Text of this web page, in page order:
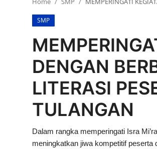
Gallery
SMP
DENGAN
LITERASI
TULANGAN
Dalam rangka memperingati Isra
meningkatkan jiwa kompetitif peserta